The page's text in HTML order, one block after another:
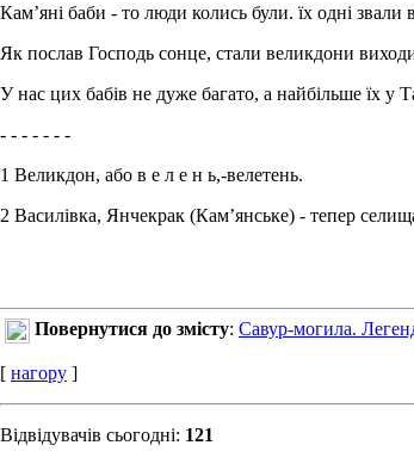
Кам’яні баби - то люди колись були. їх одні
Як послав Господь сонце, стали великдони
У нас цих бабів не дуже багато, а найбільше їх у
- - - - - - -
1 Великдон, або в е л е н ь,-велетень.
2 Василівка, Янчекрак (Кам’янське) - тепер
Повернутися до змісту: Савур-могила.
[ нагору ]
Відвідувачів сьогодні: 121